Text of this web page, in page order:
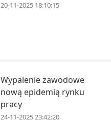
20-11-2025 18:10:15
Wypalenie zawodowe
nową epidemią rynku
pracy
24-11-2025 23:42:20